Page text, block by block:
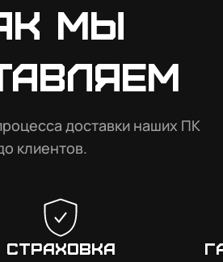
мы
доставки наших ПК
клиентов.
Страховка